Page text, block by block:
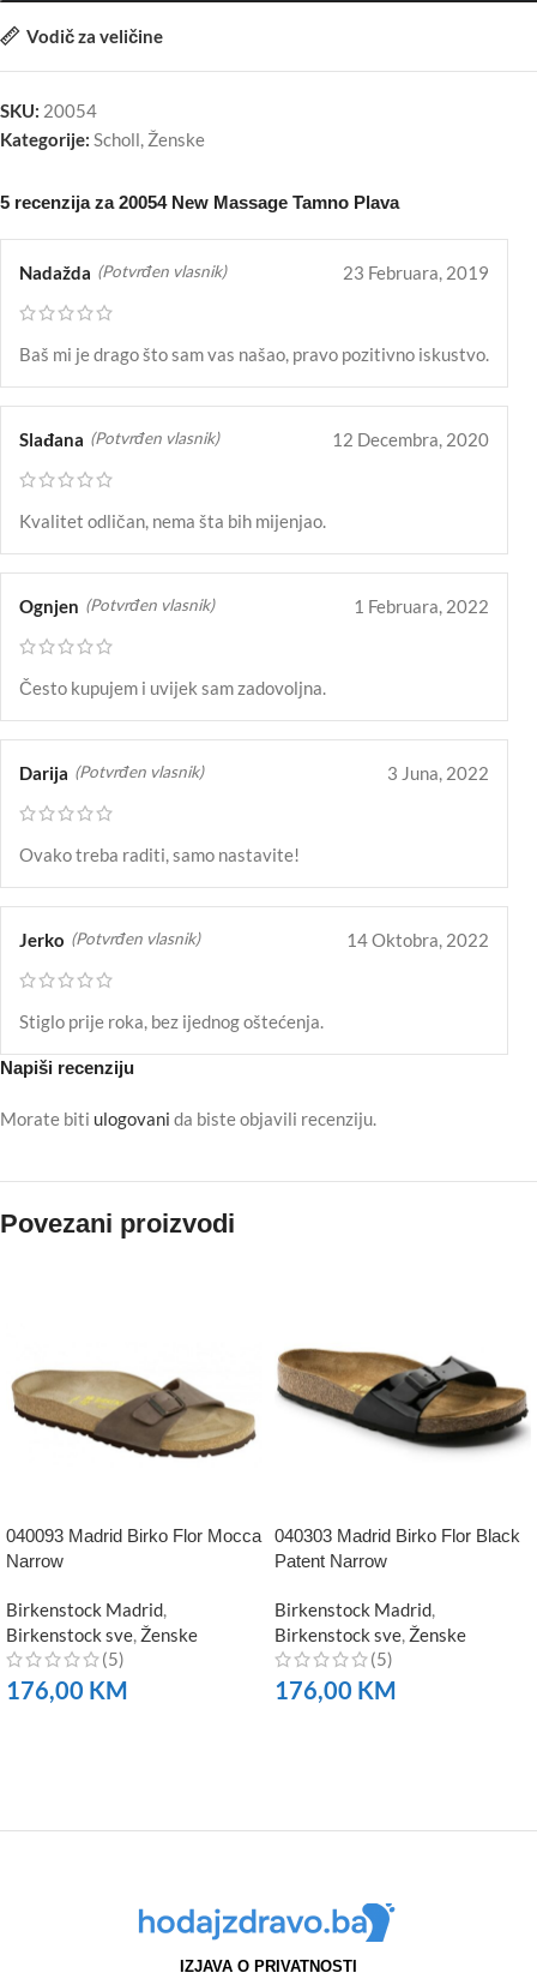
Vodič za veličine
SKU: 20054
Kategorije: Scholl Ženske
5 recenzija za20054 New Massage Tamno Plava
Nadažda (Potvrđen vlasnik) 23 Februara, 2019
Baš mi je drago što sam vas našao, pravo pozitivno iskustvo.
Slađana (Potvrđen vlasnik) 12 Decembra, 2020
Kvalitet odličan, nema šta bih mijenjao.
Ognjen (Potvrđen vlasnik) 1 Februara, 2022
Često kupujem i uvijek sam zadovoljna.
Darija (Potvrđen vlasnik) 3 Juna, 2022
Ovako treba raditi, samo nastavite!
Jerko (Potvrđen vlasnik) 14 Oktobra, 2022
Stiglo prije roka, bez ijednog oštećenja.
Napiši recenziju
Morate biti ulogovani da biste objavili recenziju.
Povezani proizvodi
040093 Madrid Birko Flor Mocca
Narrow
Birkenstock Madrid
Birkenstock sve Ženske
(5)
176,00 KM
040303 Madrid Birko Flor Black
Patent Narrow
Birkenstock Madrid
Birkenstock sve Ženske
(5)
176,00 KM
IZJAVA O PRIVATNOSTI